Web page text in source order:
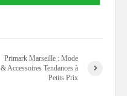
Primark Marseille : Mode
& Accessoires Tendances à
Petits Prix